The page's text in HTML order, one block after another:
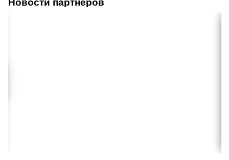
Новости партнеров